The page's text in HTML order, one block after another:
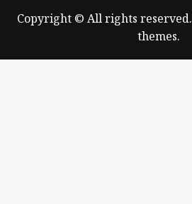
Copyright © All rights reserved.
themes.